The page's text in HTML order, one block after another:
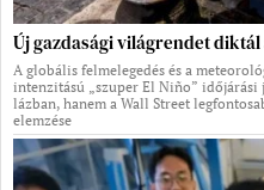
Új gazdasági világrendet diktál
A globális felmelegedés és a
intenzitású „szuper El Niño” időjárási
lázban, hanem a Wall Street
elemzése